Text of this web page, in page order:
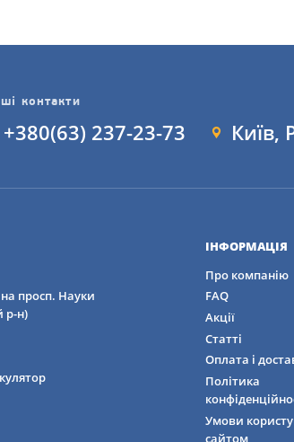
контакти
+380(63) 237-23-73 Київ,
просп. Науки
р-н)
ІНФОРМАЦІЯ
Про компанію
FAQ
Акції
Статті
Оплата і
Політика
Умови
сайтом